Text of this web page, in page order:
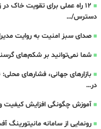
۱۲ راه عملی برای تقویت خاک
دسترس/…
صدای سبز امنیت به روایت
شما نمی‌توانید بر شکم‌های
بازارهای جهانی، فشارهای
در…
آموزش چگونگی افزایش کیفیت و
رونمایی از سامانه